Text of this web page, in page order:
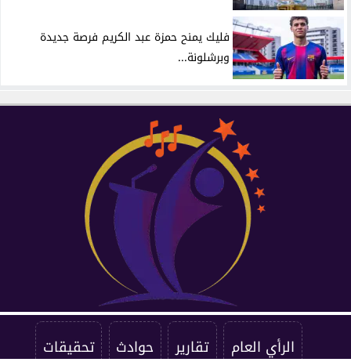
فليك يمنح حمزة عبد الكريم فرصة جديدة
وبرشلونة...
الرأي العام تقارير حوادث تحقيقات